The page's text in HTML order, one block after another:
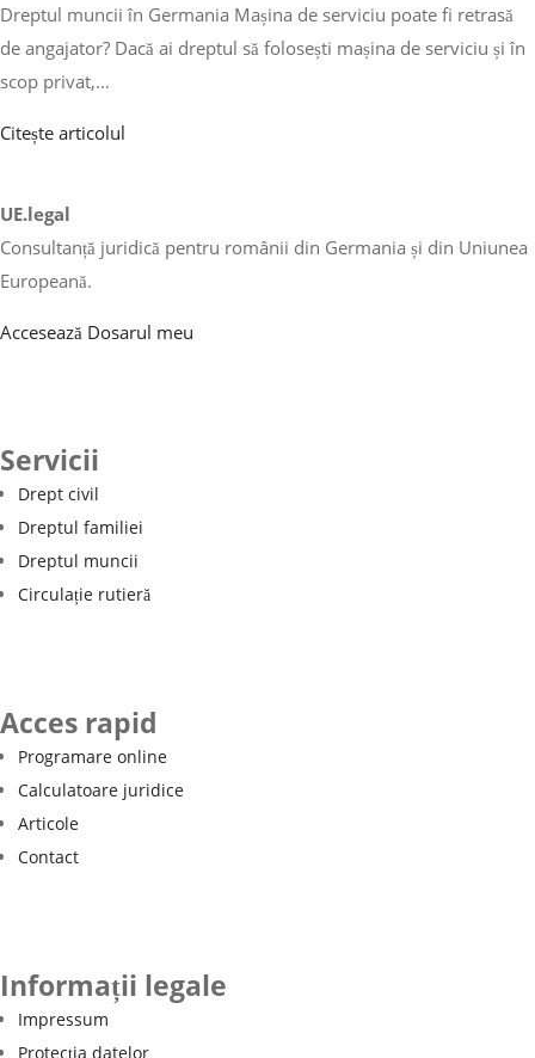
Dreptul muncii în Germania Mașina de serviciu poate fi retrasă
de angajator? Dacă ai dreptul să folosești mașina de serviciu și în
scop privat,…
Citește articolul
UE.legal
Consultanță juridică pentru românii din Germania și din Uniunea
Europeană.
Accesează Dosarul meu
Servicii
Drept civil
Dreptul familiei
Dreptul muncii
Circulație rutieră
Acces rapid
Programare online
Calculatoare juridice
Articole
Contact
Informații legale
Impressum
Protecția datelor